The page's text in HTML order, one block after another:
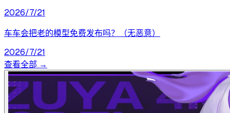
2026/7/21
车车会把老的模型免费发布吗？（无恶意）
2026/7/21
查看全部 →